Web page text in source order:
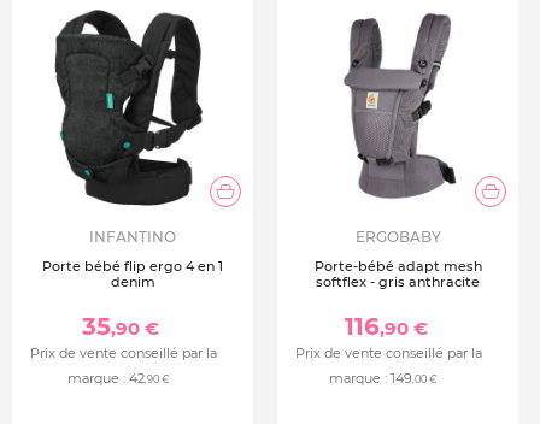
100 % coton de première qualité
Lavable en machine
INFANTINO
Porte bébé flip ergo 4 en 1
denim
35,90 €
Prix de vente conseillé par la
marque : 42,90 €
ERGOBABY
Porte-bébé adapt mesh
softflex - gris anthracite
116,90 €
Prix de vente conseillé par la
marque : 149,00 €